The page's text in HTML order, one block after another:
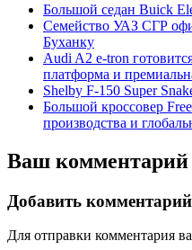
Большой седан Buick
Семейство УАЗ СГР
Буханку
Audi A2 e-tron
платформа и
Shelby F-150 Super
Большой кроссовер
производства и
Ваш комментарий
Добавить комментарий
Для отправки комментария